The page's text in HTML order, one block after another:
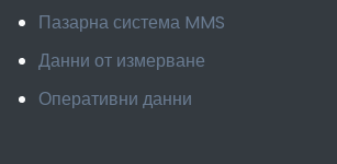
Пазарна система MMS
Данни от измерване
Оперативни данни